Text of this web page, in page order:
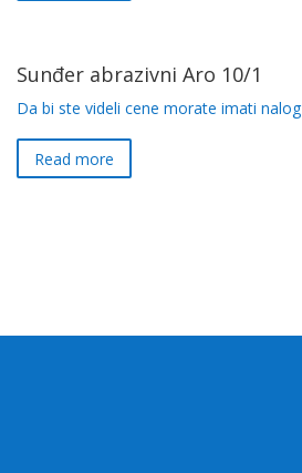
Sunđer abrazivni Aro 10/1
Da bi ste videli cene morate imati nalog
Read more